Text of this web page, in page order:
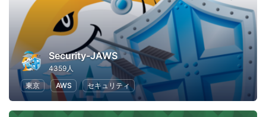
Security-JAWS
4359人
東京
AWS セキュリティ